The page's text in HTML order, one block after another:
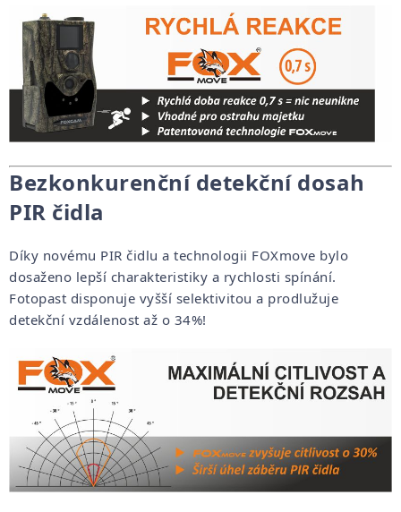
Bezkonkurenční detekční dosah
PIR čidla
Díky novému PIR čidlu a technologii FOXmove bylo
dosaženo lepší charakteristiky a rychlosti spínání.
Fotopast disponuje vyšší selektivitou a prodlužuje
detekční vzdálenost až o 34%!